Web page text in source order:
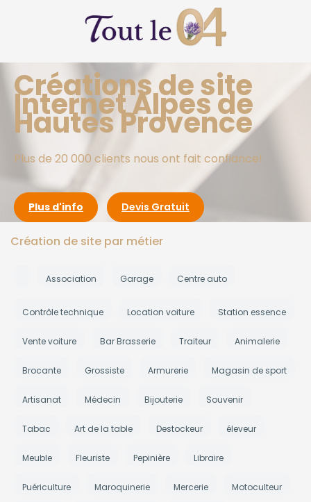
Créations de site
Internet Alpes de
Hautes Provence
Plus de 20 000 clients nous ont fait confiance!
Plus d'info Devis Gratuit
Création de site par métier
Association Garage Centre auto
Contrôle technique Location voiture Station essence
Vente voiture Bar Brasserie Traiteur Animalerie
Brocante Grossiste Armurerie Magasin de sport
Artisanat Médecin Bijouterie Souvenir
Tabac Art de la table Destockeur éleveur
Meuble Fleuriste Pepinière Libraire
Puériculture Maroquinerie Mercerie Motoculteur